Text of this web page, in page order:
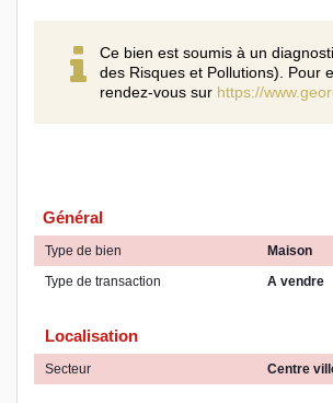
Ce bien est soumis à un
des Risques et Pollutions). Pour
rendez-vous sur https://
Général
Type de bien
Maison
Type de transaction
A vendre
Localisation
Secteur Centre